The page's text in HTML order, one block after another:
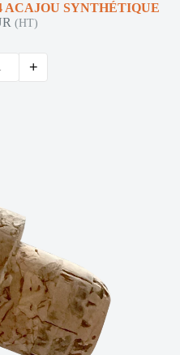
ACAJOU SYNTHÉTIQUE
(HT)
+